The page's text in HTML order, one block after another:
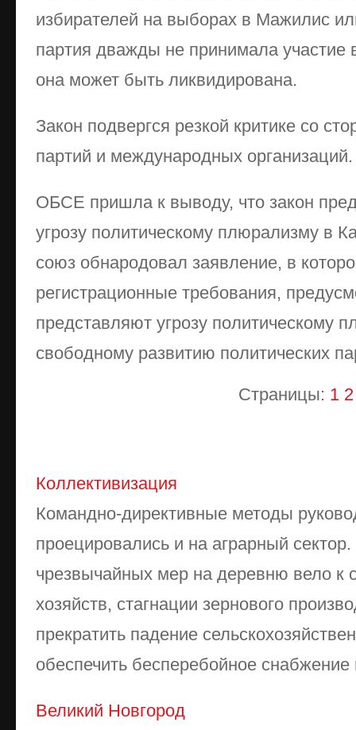
избирателей на выборах в Мажилис
партия дважды не принимала участие
она может быть ликвидирована.
Закон подвергся резкой критике со
партий и международных организаций.
ОБСЕ пришла к выводу, что закон
угрозу политическому плюрализму в
союз обнародовал заявление, в
регистрационные требования,
представляют угрозу политическому
свободному развитию политических
Страницы: 1 2
Коллективизация
Командно-директивные методы
проецировались и на аграрный
чрезвычайных мер на деревню вело к
хозяйств, стагнации зернового
прекратить падение
обеспечить бесперебойное снабжение
Великий Новгород